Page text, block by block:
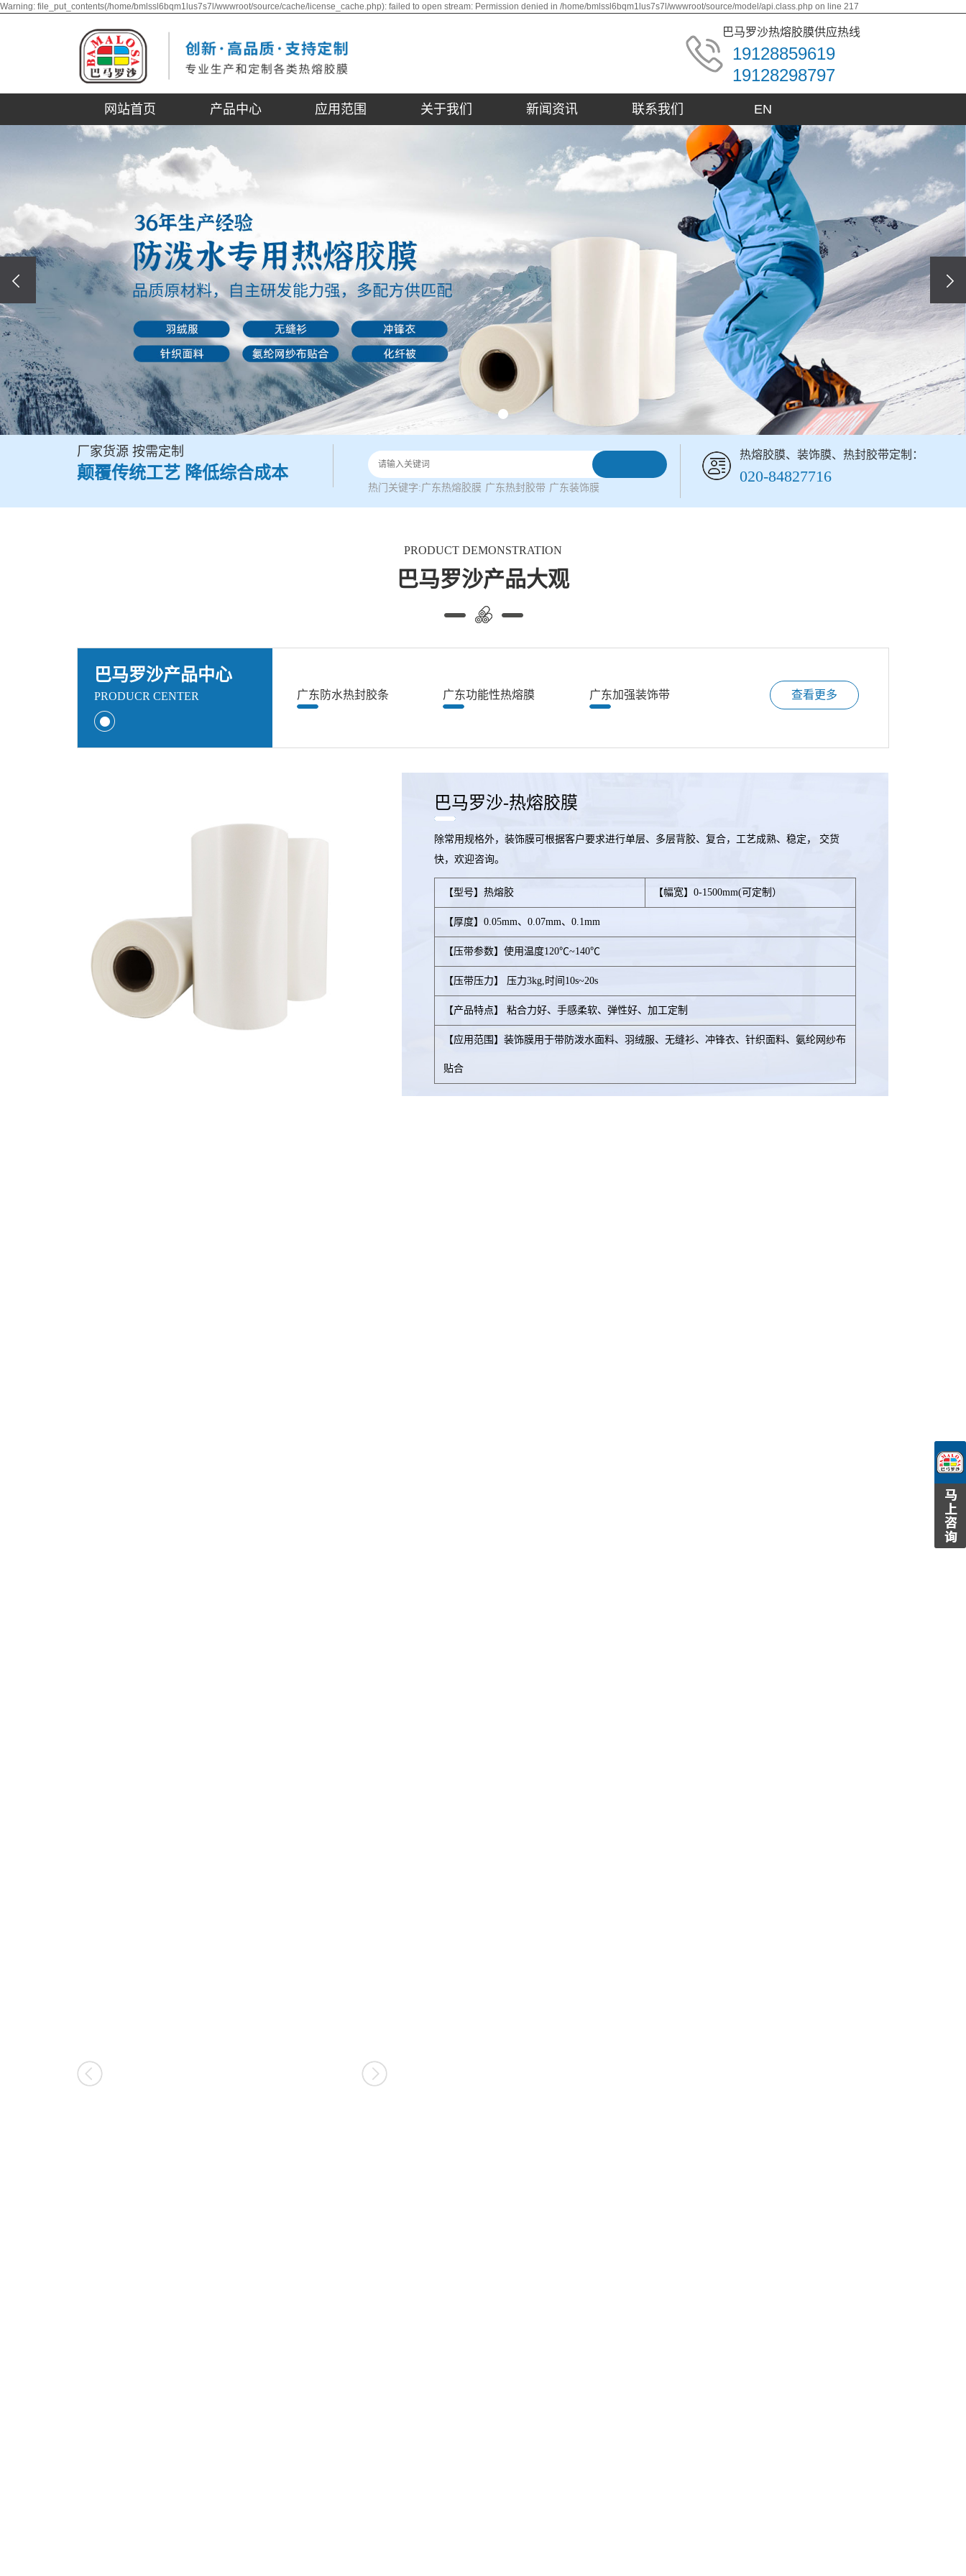
Warning: file_put_contents(/home/bmlssl6bqm1lus7s7l/wwwroot/source/cache/license_cache.php): failed to open stream: Permission denied in /home/bmlssl6bqm1lus7s7l/wwwroot/source/model/api.class.php on line 217
巴马罗沙热熔胶膜供应热线
19128859619
19128298797
网站首页 产品中心 应用范围 关于我们 新闻资讯 联系我们 EN
厂家货源 按需定制
颠覆传统工艺 降低综合成本
热门关键字:广东热熔胶膜 广东热封胶带 广东装饰膜
热熔胶膜、装饰膜、热封胶带定制：
020-84827716
PRODUCT DEMONSTRATION
巴马罗沙产品大观
巴马罗沙产品中心
PRODUCR CENTER 广东防水热封胶条 广东功能性热熔膜 广东加强装饰带 查看更多
巴马罗沙-热熔胶膜
除常用规格外，装饰膜可根据客户要求进行单层、多层背胶、复合，工艺成熟、稳定， 交货
快，欢迎咨询。
【型号】热熔胶 【幅宽】0-1500mm(可定制）
【厚度】0.05mm、0.07mm、0.1mm
【压带参数】使用温度120℃~140℃
【压带压力】 压力3kg,时间10s~20s
【产品特点】 粘合力好、手感柔软、弹性好、加工定制
【应用范围】装饰膜用于带防泼水面料、羽绒服、无缝衫、冲锋衣、针织面料、氨纶网纱布
贴合